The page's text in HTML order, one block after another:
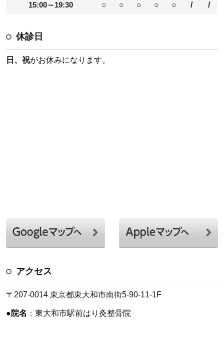
15:00～19:30 ○ ○ ○ ○ ○ / /
休診日
日、祝がお休みになります。
アクセス
〒207-0014 東京都東大和市南街5-90-11-1F
●院名 ：東大和市駅前はり灸整骨院